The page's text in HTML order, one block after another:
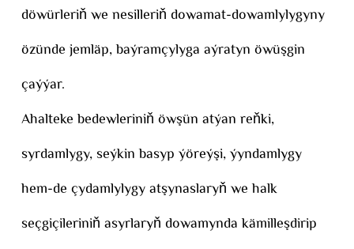
döwürleriň we nesilleriň dowamat-dowamlylygyny
özünde jemläp, baýramçylyga aýratyn öwüşgin
çaýýar.
Ahalteke bedewleriniň öwşün atýan reňki,
syrdamlygy, seýkin basyp ýöreýşi, ýyndamlygy
hem-de çydamlylygy atşynaslaryň we halk
seçgiçileriniň asyrlaryň dowamynda kämilleşdirip